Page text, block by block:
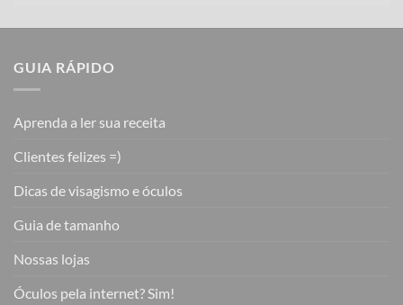
GUIA RÁPIDO
Aprenda a ler sua receita
Clientes felizes =)
Dicas de visagismo e óculos
Guia de tamanho
Nossas lojas
Óculos pela internet? Sim!